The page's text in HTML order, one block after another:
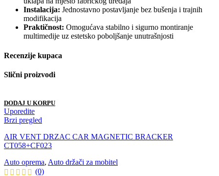
Instalacija: Jednostavno postavljanje bez bušenja i trajnih
modifikacija
Praktičnost: Omogućava stabilno i sigurno montiranje
multimedije uz estetsko poboljšanje unutrašnjosti
Recenzije kupaca
Slični proizvodi
DODAJ U KORPU
Uporedite
Brzi pregled
AIR VENT DRZAC CAR MAGNETIC BRACKER
CT058+CF023
Auto oprema, Auto držači za mobitel
(0)